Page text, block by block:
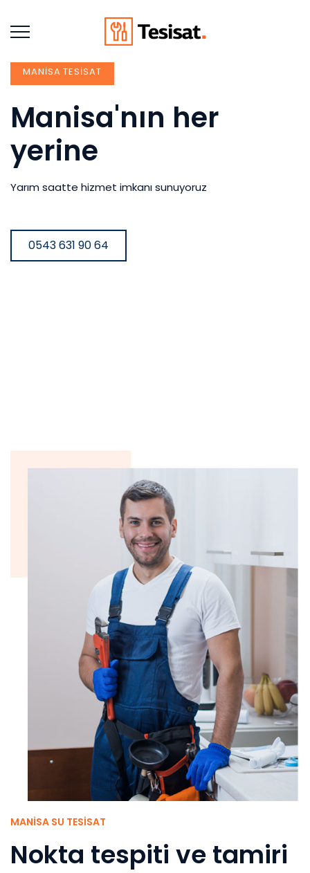
MANISA TESISAT
Manisa'nın her
yerine
Yarım saatte hizmet imkanı sunuyoruz
0543 631 90 64
MANISA SU TESISAT
Nokta tespiti ve tamiri